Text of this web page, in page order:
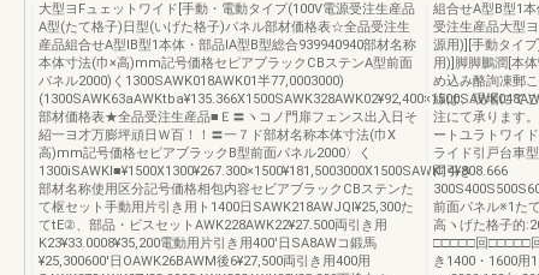
大型ヨFュェットワイド[手動・電動タイプ(100V電源受注生産品
A型(たて格子)日型(いげた格子)パネル部材価格表☆全品受注生
産品組合せA型IB型1本体・部品IA型B型総合939940940部材名称
本体寸法(巾×高)mm記号価格セピアブラックCBステンA型前面
パネル2000)く1300SAWK018AWK01半77,0003000)
部材価格表★全品受注生産品■Ｅ〓ヽコノ門扉フェンス出入日そ
紹一ヨ才万膨坪頑日Ｗ百！！〓一７ド部材名称本体寸法(巾X
高)mm記号価格セピアブラックB型前面パネル2000〉く
1300iSAWKl■¥1500X1300¥267.300×1500¥181,5003000X1500SAWK14¥808.666
部材名称使用区分記号価格相包内容セビアブラックCBステンた
て枢セット手動用片引き用ト1400日SAWK218AWJQl¥25,300た
てtE②、部品・ビスセットAWK228AWK22¥27.500両引き用
K23¥33.0008¥35,200電動用片引き用400'日SA8AWコ鍛馬
¥25,300600'日OAWK26BAWM後6¥27,500両引き用400用
組合せA型B型1
受注生産品大型
源用)][手動タイ
用)]脚脚鵬潤[本
め込み酪詢凍郵
線は、現場にて
注にて承ります
ートユラトワイ
ライド引戸台車
両引き
前面パネル※1た
高ヽげた格子的
□□□□□回□□□□□
き1400・1600用